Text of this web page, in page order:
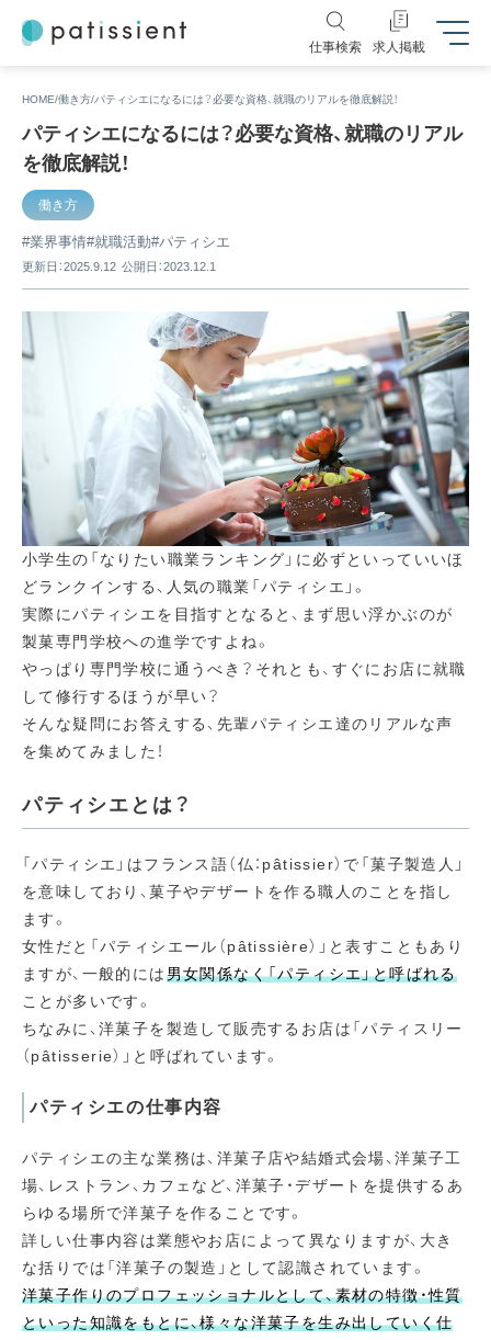
仕事検索 求人掲載
HOME 働き方 パティシエになるには？必要な資格、就職のリアルを徹底解説！
パティシエになるには？必要な資格、就職のリアル
を徹底解説！
働き方
業界事情 就職活動 パティシエ
更新日：2025.9.12 公開日：2023.12.1
小学生の「なりたい職業ランキング」に必ずといっていいほ
どランクインする、人気の職業「パティシエ」。
実際にパティシエを目指すとなると、まず思い浮かぶのが
製菓専門学校への進学ですよね。
やっぱり専門学校に通うべき？それとも、すぐにお店に就職
して修行するほうが早い？
そんな疑問にお答えする、先輩パティシエ達のリアルな声
を集めてみました！
パティシエとは？
「パティシエ」はフランス語（仏：pâtissier）で「菓子製造人」
を意味しており、菓子やデザートを作る職人のことを指し
ます。
女性だと「パティシエール（pâtissière）」と表すこともあり
ますが、一般的には男女関係なく「パティシエ」と呼ばれる
ことが多いです。
ちなみに、洋菓子を製造して販売するお店は「パティスリー
（pâtisserie）」と呼ばれています。
パティシエの仕事内容
パティシエの主な業務は、洋菓子店や結婚式会場、洋菓子工
場、レストラン、カフェなど、洋菓子・デザートを提供するあ
らゆる場所で洋菓子を作ることです。
詳しい仕事内容は業態やお店によって異なりますが、大き
な括りでは「洋菓子の製造」として認識されています。
洋菓子作りのプロフェッショナルとして、素材の特徴・性質
といった知識をもとに、様々な洋菓子を生み出していく仕